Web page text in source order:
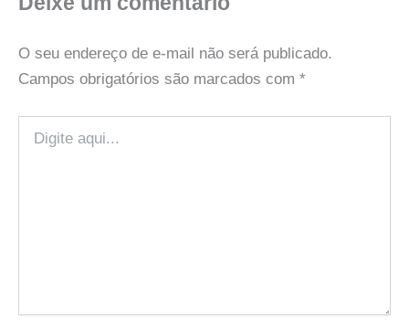
O seu endereço de e-mail não será publicado.
Campos obrigatórios são marcados com *
aqui...